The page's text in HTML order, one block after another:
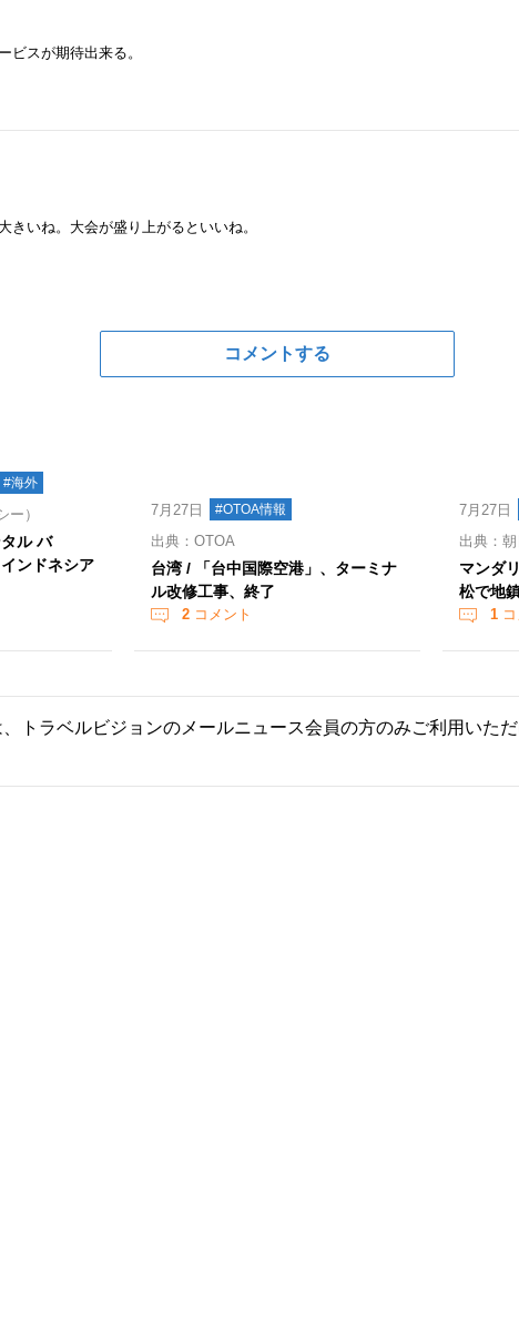
ビスが期待出来る。
きいね。大会が盛り上がるといいね。
コメントする
#海外
ー）
ル バ
ンドネシア
7月27日 #OTOA情報
出典：OTOA
台湾 / 「台中国際空港」、ターミナ
ル改修工事、終了
2コメント
7月27日
出典：
マンダ
松で地
1
トラベルビジョンのメールニュース会員の方のみご利用いただ